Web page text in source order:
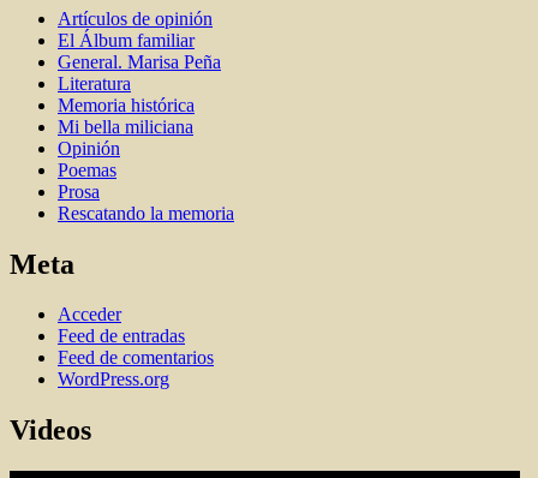
Artí­culos de opinión
El Álbum familiar
General. Marisa Peña
Literatura
Memoria histórica
Mi bella miliciana
Opinión
Poemas
Prosa
Rescatando la memoria
Meta
Acceder
Feed de entradas
Feed de comentarios
WordPress.org
Videos